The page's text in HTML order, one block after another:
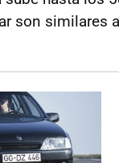
son similares